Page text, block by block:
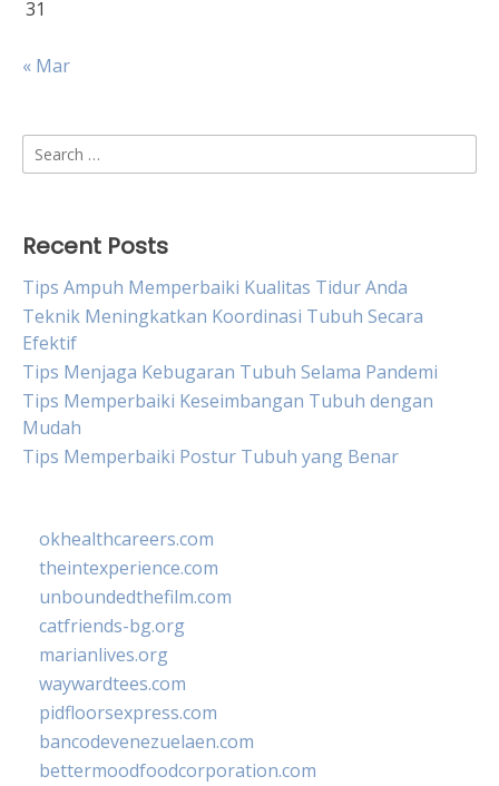
31
« Mar
Search
for:
Recent Posts
Tips Ampuh Memperbaiki Kualitas Tidur Anda
Teknik Meningkatkan Koordinasi Tubuh Secara
Efektif
Tips Menjaga Kebugaran Tubuh Selama Pandemi
Tips Memperbaiki Keseimbangan Tubuh dengan
Mudah
Tips Memperbaiki Postur Tubuh yang Benar
okhealthcareers.com
theintexperience.com
unboundedthefilm.com
catfriends-bg.org
marianlives.org
waywardtees.com
pidfloorsexpress.com
bancodevenezuelaen.com
bettermoodfoodcorporation.com